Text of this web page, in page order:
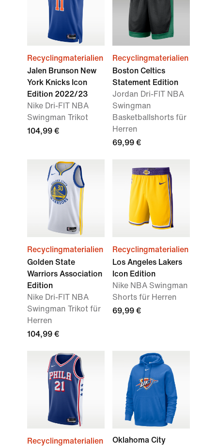
Recyclingmaterialien
Jalen Brunson New
York Knicks Icon
Edition 2022/23
Nike Dri-FIT NBA
Swingman Trikot
104,99 €
Recyclingmaterialien
Boston Celtics
Statement Edition
Jordan Dri-FIT NBA
Swingman
Basketballshorts für
Herren
69,99 €
Recyclingmaterialien
Golden State
Warriors Association
Edition
Nike Dri-FIT NBA
Swingman Trikot für
Herren
104,99 €
Recyclingmaterialien
Los Angeles Lakers
Icon Edition
Nike NBA Swingman
Shorts für Herren
69,99 €
Recyclingmaterialien
Oklahoma City